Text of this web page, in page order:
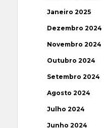
Janeiro 2025
Dezembro 2024
Novembro 2024
Outubro 2024
Setembro 2024
Agosto 2024
Julho 2024
Junho 2024